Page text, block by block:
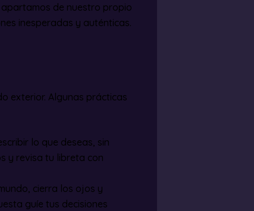
de nuestro propio
inesperadas y auténticas.
exterior. Algunas prácticas
lo que deseas, sin
y revisa tu libreta con
cierra los ojos y
guíe tus decisiones